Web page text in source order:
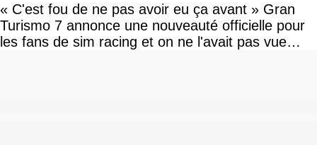
« C'est fou de ne pas avoir eu ça avant » Gran
Turismo 7 annonce une nouveauté officielle pour
les fans de sim racing et on ne l'avait pas vue